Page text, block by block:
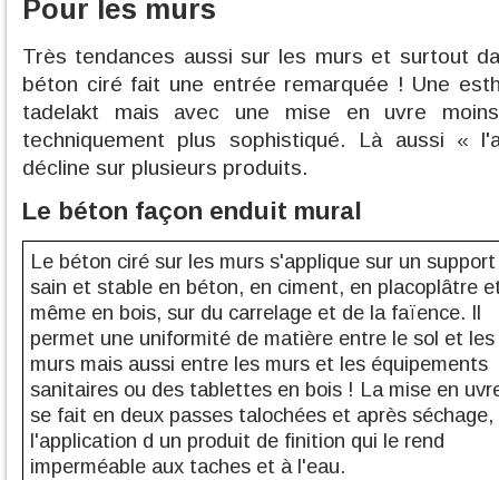
Pour les murs
Très tendances aussi sur les murs et surtout
béton ciré fait une entrée remarquée ! Une
tadelakt mais avec une mise en uvre
techniquement plus sophistiqué. Là aussi «
décline sur plusieurs produits.
Le béton façon enduit mural
Le béton ciré sur les murs s'applique sur un support
sain et stable en béton, en ciment, en placoplâtre
même en bois, sur du carrelage et de la faïence. Il
permet une uniformité de matière entre le sol et les
murs mais aussi entre les murs et les équipements
sanitaires ou des tablettes en bois ! La mise en
se fait en deux passes talochées et après séchage,
l'application d un produit de finition qui le rend
imperméable aux taches et à l'eau.